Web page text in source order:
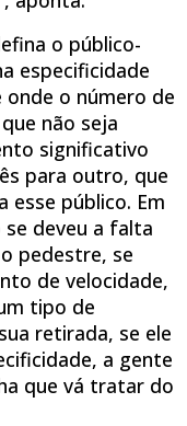
o público-
especificidade
onde o número de
não seja
significativo
para outro, que
esse público. Em
deveu a falta
pedestre, se
de velocidade,
tipo de
retirada, se ele
a gente
que vá tratar do